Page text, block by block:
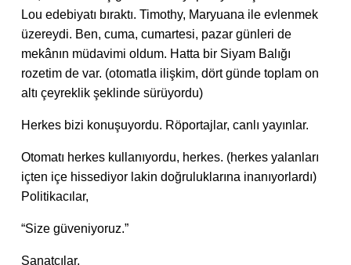
Lou edebiyatı bıraktı. Timothy, Maryuana ile evlenmek
üzereydi. Ben, cuma, cumartesi, pazar günleri de
mekânın müdavimi oldum. Hatta bir Siyam Balığı
rozetim de var. (otomatla ilişkim, dört günde toplam on
altı çeyreklik şeklinde sürüyordu)
Herkes bizi konuşuyordu. Röportajlar, canlı yayınlar.
Otomatı herkes kullanıyordu, herkes. (herkes yalanları
içten içe hissediyor lakin doğruluklarına inanıyorlardı)
Politikacılar,
“Size güveniyoruz.”
Sanatçılar,